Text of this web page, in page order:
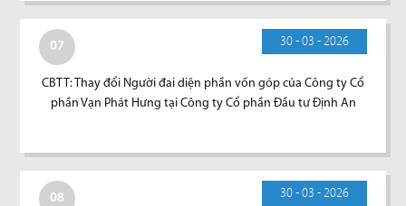
07 30 - 03 - 2026
CBTT: Thay đổi Người đai diện phần vốn góp của Công ty Cổ
phần Vạn Phát Hưng tại Công ty Cổ phần Đầu tư Định An
08 30 - 03 - 2026